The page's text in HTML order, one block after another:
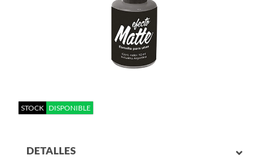
STOCK DISPONIBLE
DETALLES